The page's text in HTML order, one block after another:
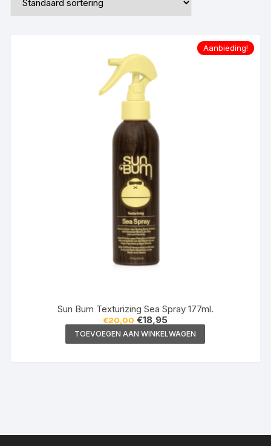
Aanbieding!
Sun Bum Texturizing Sea Spray 177ml.
€20,00 Oorspronkelijke
prijs
was:
€20,00.
€18,95Huidige
prijs
is:
€18,95.
TOEVOEGEN AAN WINKELWAGEN